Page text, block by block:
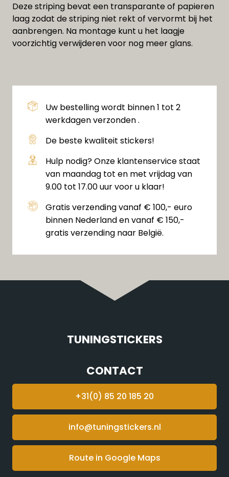
Deze striping bevat een transparante of papieren
laag zodat de striping niet rekt of vervormt bij het
aanbrengen. Na montage kunt u het laagje
voorzichtig verwijderen voor nog meer glans.
Uw bestelling wordt binnen 1 tot 2
werkdagen verzonden .
De beste kwaliteit stickers!
Hulp nodig? Onze klantenservice staat
van maandag tot en met vrijdag van
9.00 tot 17.00 uur voor u klaar!
Gratis verzending vanaf € 100,- euro
binnen Nederland en vanaf € 150,-
gratis verzending naar België.
TUNINGSTICKERS
CONTACT
+31(0) 85 20 185 20
info@tuningstickers.nl
Route in Google Maps